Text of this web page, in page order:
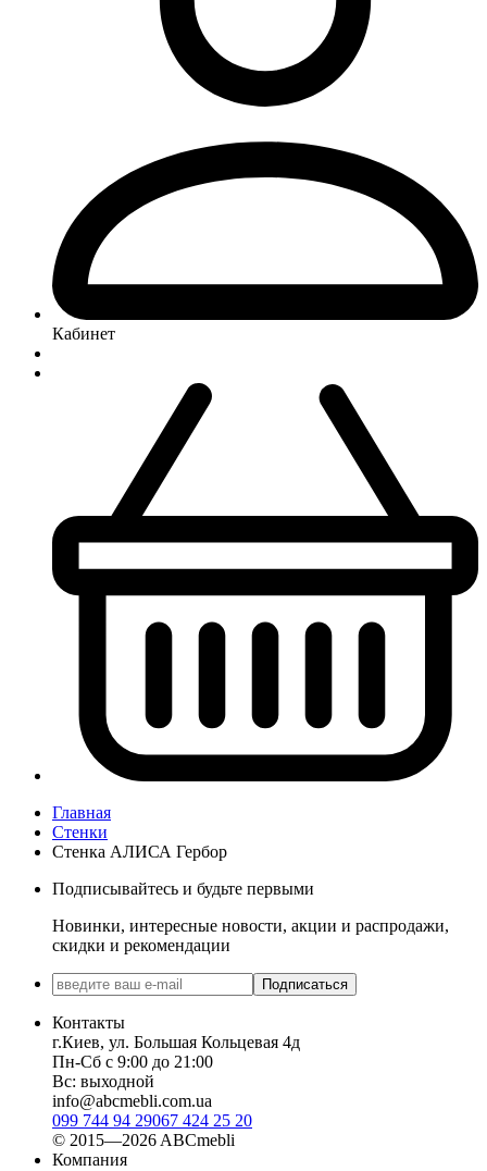
Кабинет
Главная
Стенки
Стенка АЛИСА Гербор
Подписывайтесь и будьте первыми
Новинки, интересные новости, акции и распродажи,
скидки и рекомендации
Подписаться
Контакты
г.Киев, ул. Большая Кольцевая 4д
Пн-Сб с 9:00 до 21:00
Вс: выходной
info@abcmebli.com.ua
099 744 94 29067 424 25 20
© 2015—2026 ABCmebli
Компания